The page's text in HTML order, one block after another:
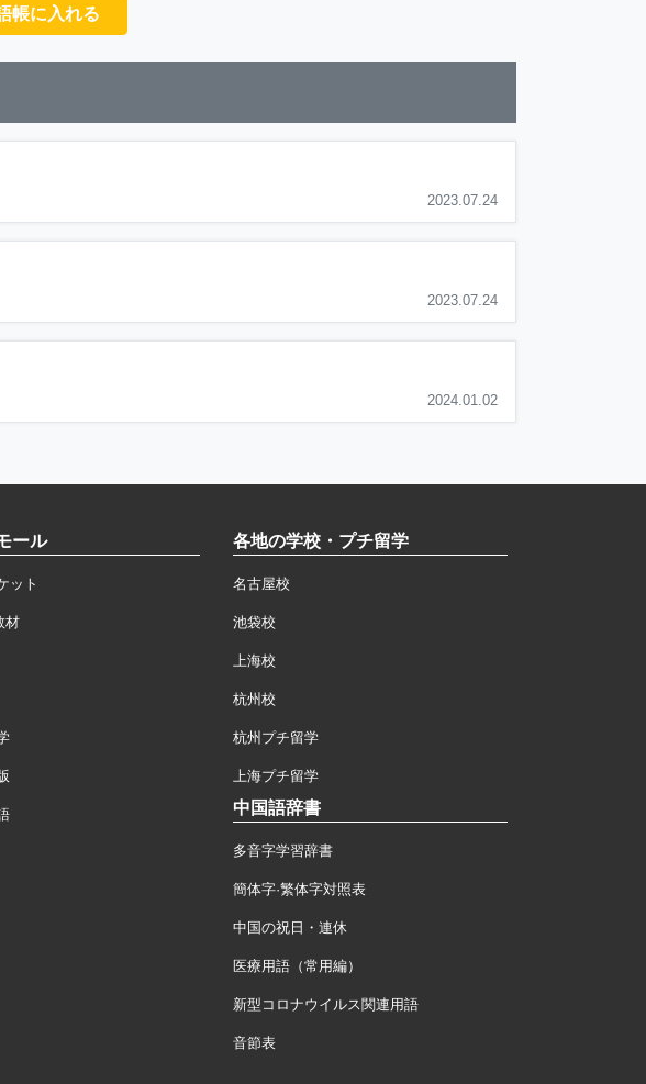
帳に入れる
2023.07.24
2023.07.24
2024.01.02
ール
ット
材
各地の学校・プチ留学
名古屋校
池袋校
上海校
杭州校
杭州プチ留学
上海プチ留学
中国語辞書
多音字学習辞書
簡体字·繁体字対照表
中国の祝日・連休
医療用語（常用編）
新型コロナウイルス関連用語
音節表